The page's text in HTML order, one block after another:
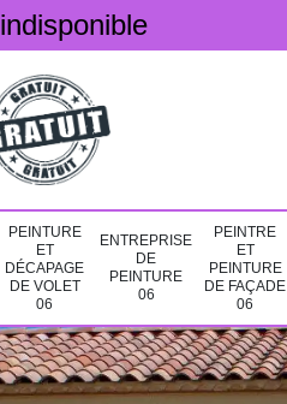
indisponible
PEINTURE
ET
DÉCAPAGE
DE VOLET
06
ENTREPRISE
DE
PEINTURE
06
PEINTRE
ET
PEINTURE
DE FAÇADE
06